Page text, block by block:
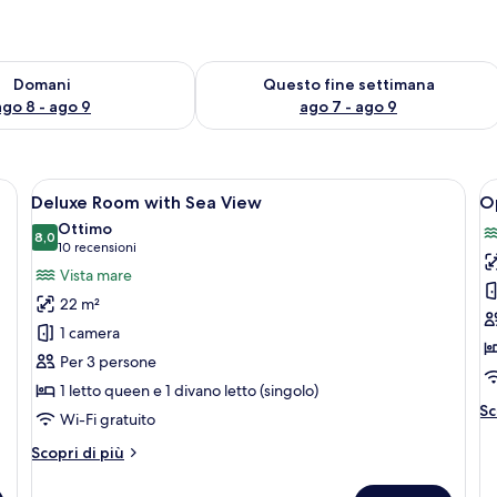
Domani
8 - ago 9
per domani, ago 8 - ago 9
Questo fine settimana
ago 7 - ago 9
Verifica la disponibilità per questo
bianche e un cuscino a fantasia, un comodino con una lampada e un
Apri
tutte
le
foto
per
Deluxe
Room
with
Sea
View
Camera d'hotel moderna con un
5
Deluxe Room with Sea View
8,08,0 su 10
Ottimo
10 recensioni
(10
recensioni)
Vista mare
22 m²
1 camera
Per 3 persone
1 letto queen e 1 divano letto (singolo)
Wi-Fi gratuito
Scopri di più
Altri
le